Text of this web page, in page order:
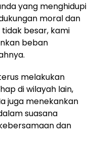
yang menghidupi
moral dan
besar, kami
beban
melakukan
di wilayah lain,
juga menekankan
suasana
dan